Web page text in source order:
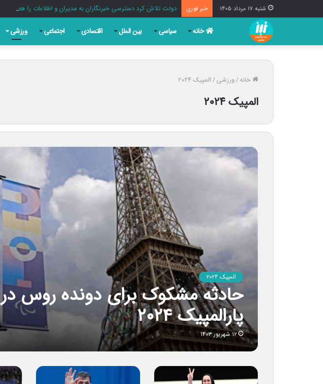
شنبه ۱۷ مرداد ۱۴۰۵ خبر فوری دولت تلاش کرد دسترسی خبرنگاران به مدیران و اطلاعات را هموارتر کند
خانه سیاسی بین الملل اقتصادی اجتماعی ورزشی
خانه/ورزشی/المپیک ۲۰۲۴
المپیک ۲۰۲۴
المپیک ۲۰۲۴
حادثه مشکوک برای دونده روس در
پارالمپیک ۲۰۲۴
۱۲ شهریور ۱۴۰۳